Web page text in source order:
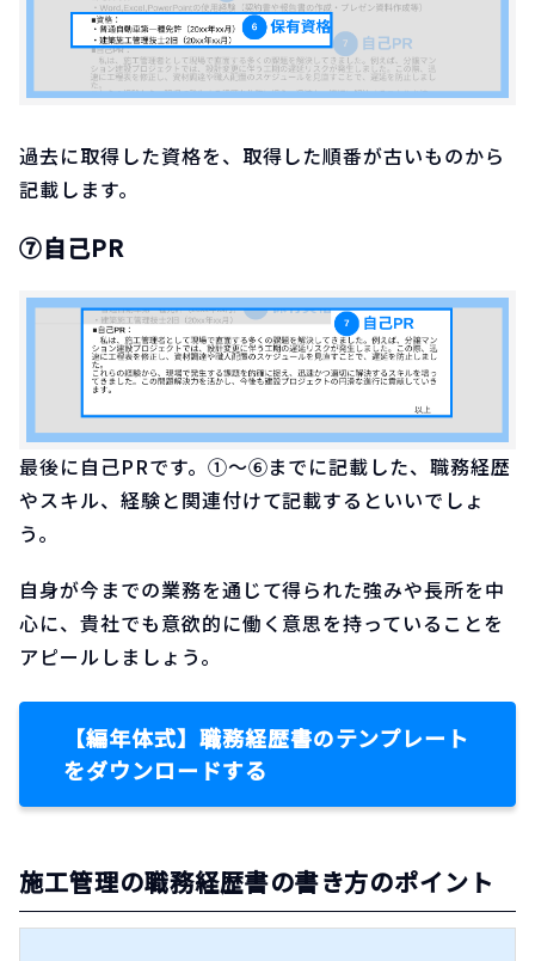
過去に取得した資格を、取得した順番が古いものから
記載します。
⑦自己PR
最後に自己PRです。①〜⑥までに記載した、職務経歴
やスキル、経験と関連付けて記載するといいでしょ
う。
自身が今までの業務を通じて得られた強みや長所を中
心に、貴社でも意欲的に働く意思を持っていることを
アピールしましょう。
【編年体式】職務経歴書のテンプレート
をダウンロードする
施工管理の職務経歴書の書き方のポイント